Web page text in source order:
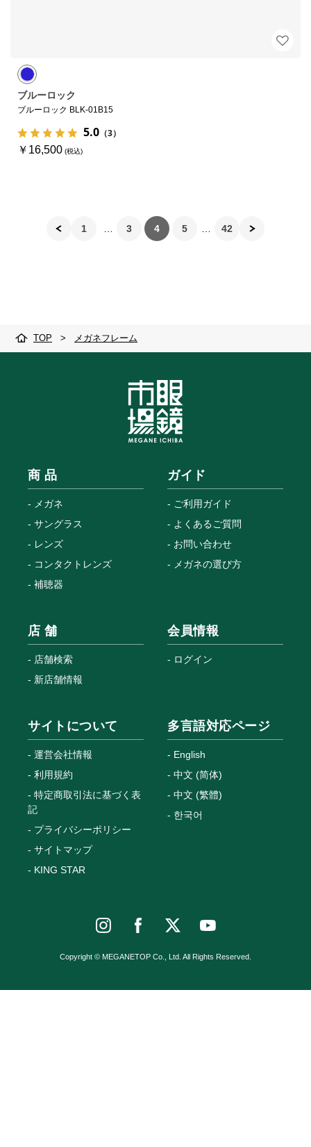
ブルーロック
ブルーロック BLK-01B15
5.0 （3）
￥16,500
1 3 4 5 42
TOP > メガネフレーム
商 品
メガネ
サングラス
レンズ
コンタクトレンズ
補聴器
ガイド
ご利用ガイド
よくあるご質問
お問い合わせ
メガネの選び方
店 舗
店舗検索
新店舗情報
会員情報
ログイン
サイトについて
運営会社情報
利用規約
特定商取引法に基づく表
記
プライバシーポリシー
サイトマップ
KING STAR
多言語対応ページ
English
中文 (简体)
中文 (繁體)
한국어
Copyright © MEGANETOP Co., Ltd. All Rights Reserved.